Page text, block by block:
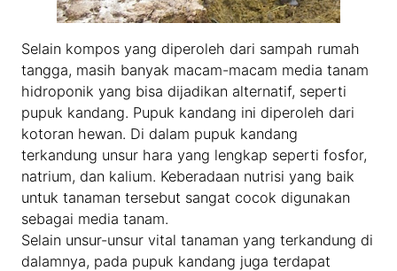
Selain kompos yang diperoleh dari sampah rumah
tangga, masih banyak macam-macam media tanam
hidroponik yang bisa dijadikan alternatif, seperti
pupuk kandang. Pupuk kandang ini diperoleh dari
kotoran hewan. Di dalam pupuk kandang
terkandung unsur hara yang lengkap seperti fosfor,
natrium, dan kalium. Keberadaan nutrisi yang baik
untuk tanaman tersebut sangat cocok digunakan
sebagai media tanam.
Selain unsur-unsur vital tanaman yang terkandung di
dalamnya, pada pupuk kandang juga terdapat